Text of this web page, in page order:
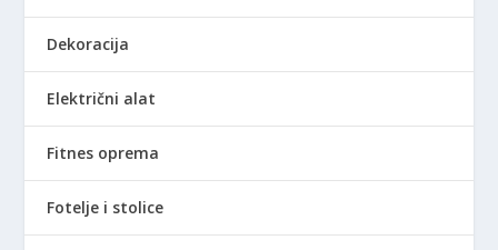
Dekoracija
Električni alat
Fitnes oprema
Fotelje i stolice